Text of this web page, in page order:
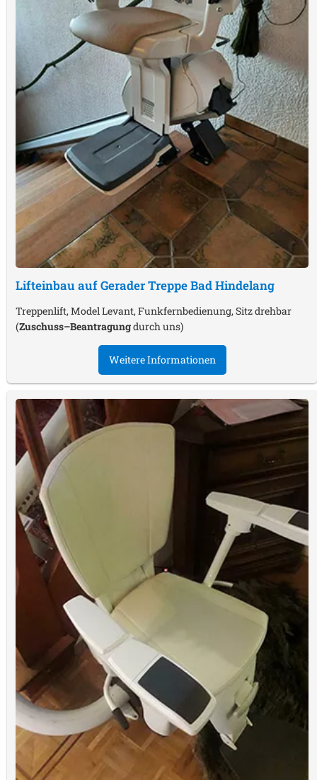
Lifteinbau auf Gerader TreppeBad Hindelang
Treppenlift, Model Levant, Funkfernbedienung, Sitz drehbar
(Zuschuss–Beantragungdurch uns)
Weitere Informationen